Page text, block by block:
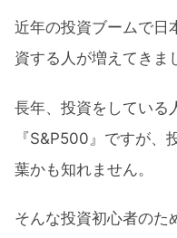
近年の投資ブームで日
資する人が増えてきま
長年、投資をしている
『S&P500』ですが、
葉かも知れません。
そんな投資初心者のた